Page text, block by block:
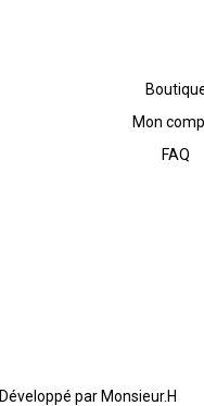
Mon
FAQ
Développé par Monsieur.H